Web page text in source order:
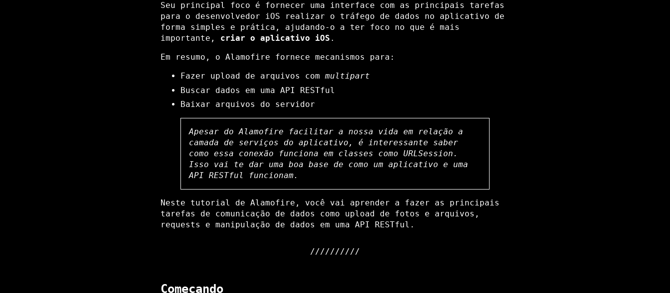
Seu principal foco é fornecer uma interface com as principais tarefas
para o desenvolvedor iOS realizar o tráfego de dados no aplicativo de
forma simples e prática, ajudando-o a ter foco no que é mais
importante, criar o aplicativo iOS .
Em resumo, o Alamofire fornece mecanismos para:
Fazer upload de arquivos com multipart
Buscar dados em uma API RESTful
Baixar arquivos do servidor
Apesar do Alamofire facilitar a nossa vida em relação a
camada de serviços do aplicativo, é interessante saber
como essa conexão funciona em classes como URLSession.
Isso vai te dar uma boa base de como um aplicativo e uma
API RESTful funcionam.
Neste tutorial de Alamofire, você vai aprender a fazer as principais
tarefas de comunicação de dados como upload de fotos e arquivos,
requests e manipulação de dados em uma API RESTful.
Começando